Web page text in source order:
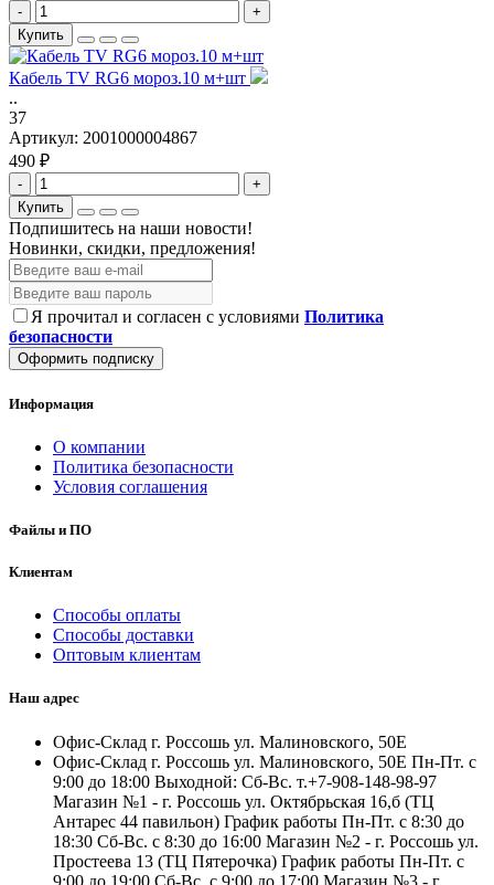
-
+
Купить
Кабель TV RG6 мороз.10 м+шт
..
37
Артикул: 2001000004867
490 ₽
-
+
Купить
Подпишитесь на наши новости!
Новинки, скидки, предложения!
Я прочитал и согласен с условиями Политика
безопасности
Оформить подписку
Информация
О компании
Политика безопасности
Условия соглашения
Файлы и ПО
Клиентам
Способы оплаты
Способы доставки
Оптовым клиентам
Наш адрес
Офис-Склад г. Россошь ул. Малиновского, 50Е
Офис-Склад г. Россошь ул. Малиновского, 50Е Пн-Пт. с
9:00 до 18:00 Выходной: Сб-Вс. т.+7-908-148-98-97
Магазин №1 - г. Россошь ул. Октябрьская 16,б (ТЦ
Антарес 44 павильон) График работы Пн-Пт. с 8:30 до
18:30 Сб-Вс. с 8:30 до 16:00 Магазин №2 - г. Россошь ул.
Простеева 13 (ТЦ Пятерочка) График работы Пн-Пт. с
9:00 до 19:00 Сб-Вс. с 9:00 до 17:00 Магазин №3 - г.